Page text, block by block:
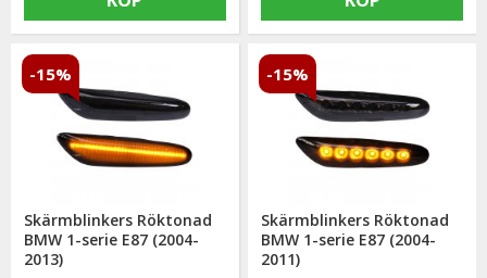
Skärmblinkers Röktonad
BMW 1-serie E87 (2004-
2013)
-15%
Skärmblinkers Röktonad
BMW 1-serie E87 (2004-
2011)
-15%